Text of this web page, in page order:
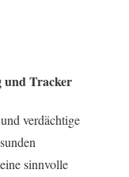
und Tracker
verdächtige
sinnvolle